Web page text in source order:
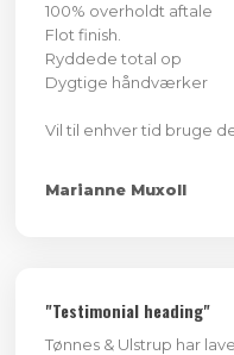
100% overholdt aftale
Flot finish.
Ryddede total op
Dygtige håndværker
​Vil til enhver tid bruge
Marianne Muxoll
"Testimonial heading"
Tønnes & Ulstrup har